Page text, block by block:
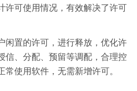
许可使用情况，有效解决了许可
闲置的许可，进行释放，优化许
信、分配、预留等调配，合理控
使用软件，无需新增许可。